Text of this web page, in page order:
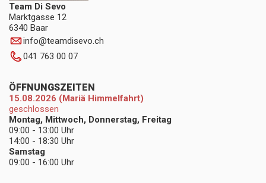
Team Di Sevo
Marktgasse 12
6340 Baar
info@teamdisevo.ch
041 763 00 07
ÖFFNUNGSZEITEN
15.08.2026 (Mariä Himmelfahrt)
geschlossen
Montag, Mittwoch, Donnerstag, Freitag
09:00 - 13:00 Uhr
14:00 - 18:30 Uhr
Samstag
09:00 - 16:00 Uhr